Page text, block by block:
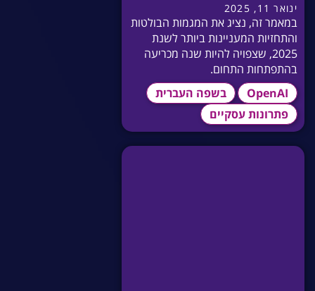
ינואר 11, 2025
במאמר זה, נציג את המגמות הבולטות
והתחזיות המעניינות ביותר לשנת
2025, שצפויה להיות שנה מכריעה
בהתפתחות התחום.
OpenAI
בשפה העברית
פתרונות עסקיים